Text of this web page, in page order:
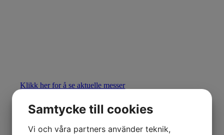
Klikk her for å se aktuelle messer
Samtycke till cookies
Vi och våra partners använder teknik,